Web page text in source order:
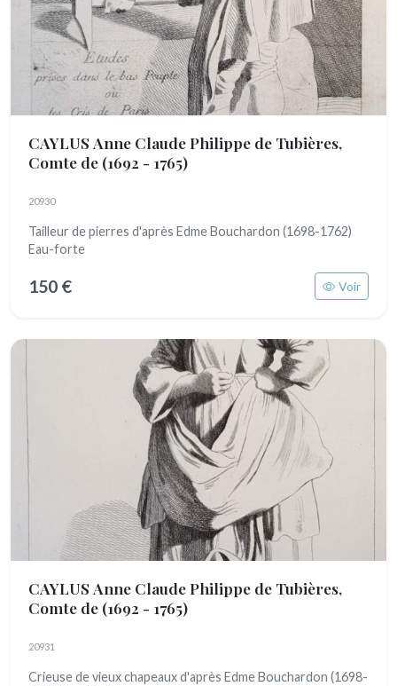
CAYLUS Anne Claude Philippe de Tubières,
Comte de (1692 - 1765)
20930
Tailleur de pierres d'après Edme Bouchardon (1698-1762)
Eau-forte
150 € Voir
CAYLUS Anne Claude Philippe de Tubières,
Comte de (1692 - 1765)
20931
Crieuse de vieux chapeaux d'après Edme Bouchardon (1698-